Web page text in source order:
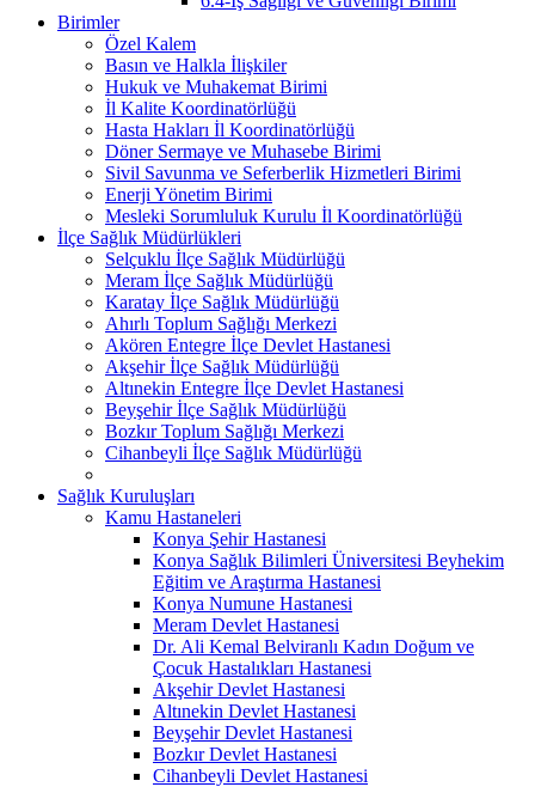
Birimler
Özel Kalem
Basın ve Halkla İlişkiler
Hukuk ve Muhakemat Birimi
İl Kalite Koordinatörlüğü
Hasta Hakları İl Koordinatörlüğü
Döner Sermaye ve Muhasebe Birimi
Sivil Savunma ve Seferberlik Hizmetleri Birimi
Enerji Yönetim Birimi
Mesleki Sorumluluk Kurulu İl Koordinatörlüğü
İlçe Sağlık Müdürlükleri
Selçuklu İlçe Sağlık Müdürlüğü
Meram İlçe Sağlık Müdürlüğü
Karatay İlçe Sağlık Müdürlüğü
Ahırlı Toplum Sağlığı Merkezi
Akören Entegre İlçe Devlet Hastanesi
Akşehir İlçe Sağlık Müdürlüğü
Altınekin Entegre İlçe Devlet Hastanesi
Beyşehir İlçe Sağlık Müdürlüğü
Bozkır Toplum Sağlığı Merkezi
Cihanbeyli İlçe Sağlık Müdürlüğü
Sağlık Kuruluşları
Kamu Hastaneleri
Konya Şehir Hastanesi
Konya Sağlık Bilimleri Üniversitesi Beyhekim
Eğitim ve Araştırma Hastanesi
Konya Numune Hastanesi
Meram Devlet Hastanesi
Dr. Ali Kemal Belviranlı Kadın Doğum ve
Çocuk Hastalıkları Hastanesi
Akşehir Devlet Hastanesi
Altınekin Devlet Hastanesi
Beyşehir Devlet Hastanesi
Bozkır Devlet Hastanesi
Cihanbeyli Devlet Hastanesi